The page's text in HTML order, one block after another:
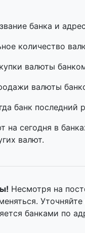
банка и
количество
валюты
валюты
банк последний
на сегодня в
валют.
Несмотря на
банками по